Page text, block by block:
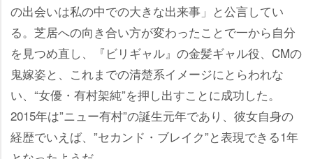
の出会いは私の中での大きな出来事」と公言してい
る。芝居への向き合い方が変わったことで一から自分
を見つめ直し、『ビリギャル』の金髪ギャル役、CMの
鬼嫁姿と、これまでの清楚系イメージにとらわれな
い、“女優・有村架純”を押し出すことに成功した。
2015年は”ニュー有村”の誕生元年であり、彼女自身の
経歴でいえば、”セカンド・ブレイク”と表現できる1年